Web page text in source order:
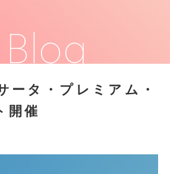
ータ・プレミアム・
開催